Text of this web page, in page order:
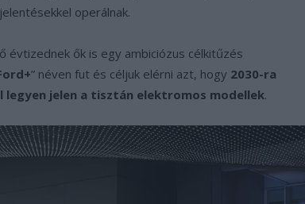
operálnak.
ők is egy ambiciózus célkitűzés
” néven fut és céljuk elérni azt, hogy 2030-ra
legyen jelen a tisztán elektromos modellek.